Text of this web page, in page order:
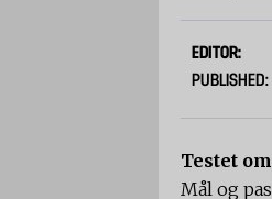
EDITOR:
Testet
Mål og